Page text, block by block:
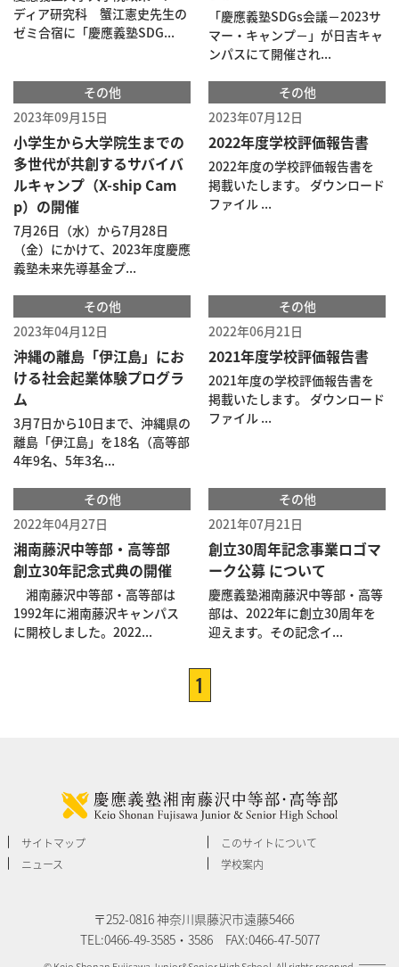
ディア研究科 蟹江憲史先生の
ゼミ合宿に「慶應義塾SDG...
「慶應義塾SDGs会議－2023サ
マー・キャンプ－」が日吉キャ
ンパスにて開催され...
その他
2023年09月15日
小学生から大学院生までの
多世代が共創するサバイバ
ルキャンプ（X-ship Cam
p）の開催
7月26日（水）から7月28日
（金）にかけて、2023年度慶應
義塾未来先導基金プ...
その他
2023年07月12日
2022年度学校評価報告書
2022年度の学校評価報告書を
掲載いたします。 ダウンロード
ファイル ...
その他
2023年04月12日
沖縄の離島「伊江島」にお
ける社会起業体験プログラ
ム
3月7日から10日まで、沖縄県の
離島「伊江島」を18名（高等部
4年9名、5年3名...
その他
2022年06月21日
2021年度学校評価報告書
2021年度の学校評価報告書を
掲載いたします。 ダウンロード
ファイル ...
その他
2022年04月27日
湘南藤沢中等部・高等部
創立30年記念式典の開催
湘南藤沢中等部・高等部は
1992年に湘南藤沢キャンパス
に開校しました。2022...
その他
2021年07月21日
創立30周年記念事業ロゴマ
ーク公募 について
慶應義塾湘南藤沢中等部・高等
部は、2022年に創立30周年を
迎えます。その記念イ...
1
サイトマップ
このサイトについて
ニュース
学校案内
〒252-0816 神奈川県藤沢市遠藤5466
TEL:0466-49-3585・3586 FAX:0466-47-5077